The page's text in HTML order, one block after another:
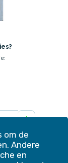
om de
Andere
en